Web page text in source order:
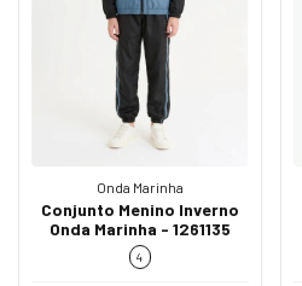
Onda Marinha
Conjunto Menino Inverno
Onda Marinha - 1261135
4